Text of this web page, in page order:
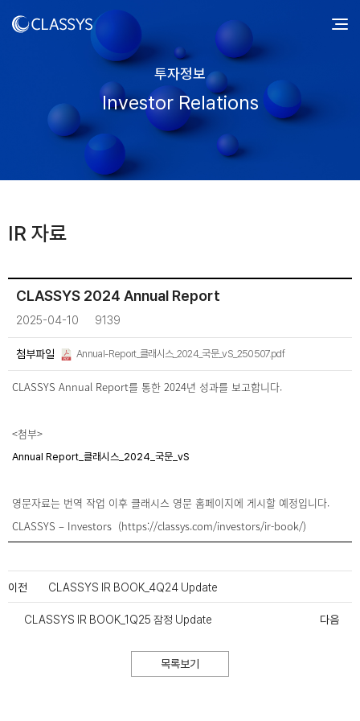
투자정보
Investor Relations
IR 자료
CLASSYS 2024 Annual Report
2025-04-10 9139
첨부파일 Annual-Report_클래시스_2024_국문_vS_250507.pdf
CLASSYS Annual Report를 통한 2024년 성과를 보고합니다.
<첨부>
Annual Report_클래시스_2024_국문_vS
영문자료는 번역 작업 이후 클래시스 영문 홈페이지에 게시할 예정입니다.
CLASSYS – Investors (https://classys.com/investors/ir-book/)
이전 CLASSYS IR BOOK_4Q24 Update
CLASSYS IR BOOK_1Q25 잠정 Update 다음
목록보기